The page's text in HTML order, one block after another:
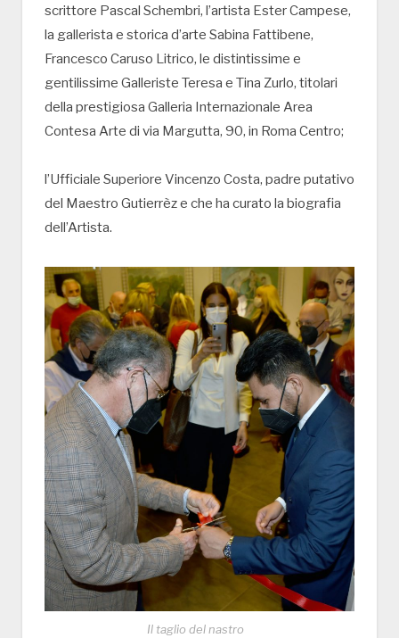
scrittore Pascal Schembri, l’artista Ester Campese,
la gallerista e storica d’arte Sabina Fattibene,
Francesco Caruso Litrico, le distintissime e
gentilissime Galleriste Teresa e Tina Zurlo, titolari
della prestigiosa Galleria Internazionale Area
Contesa Arte di via Margutta, 90, in Roma Centro;
l’Ufficiale Superiore Vincenzo Costa, padre putativo
del Maestro Gutierrèz e che ha curato la biografia
dell’Artista.
Il taglio del nastro